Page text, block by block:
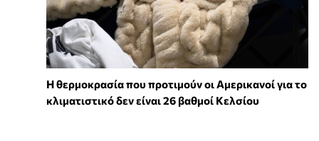
Η θερμοκρασία που προτιμούν οι Αμερικανοί για το
κλιματιστικό δεν είναι 26 βαθμοί Κελσίου